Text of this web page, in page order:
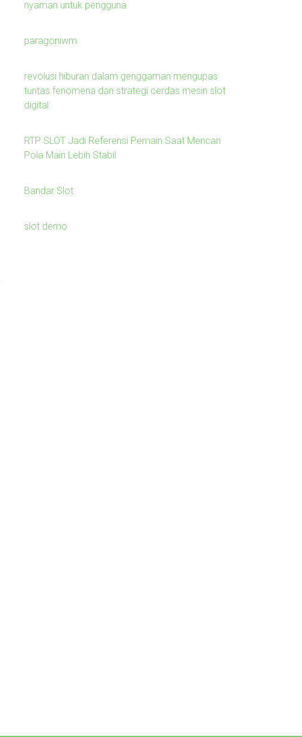
nyaman untuk pengguna
paragoniwm
revolusi hiburan dalam genggaman mengupas
tuntas fenomena dan strategi cerdas mesin slot
digital
RTP SLOT Jadi Referensi Pemain Saat Mencari
Pola Main Lebih Stabil
Bandar Slot
slot demo